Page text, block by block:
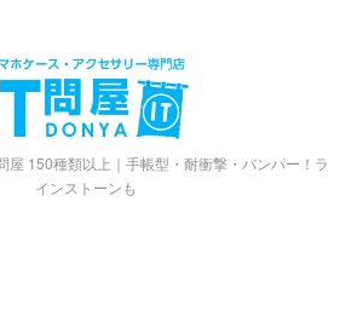
屋 150種類以上｜手帳型・耐衝撃・バンパー！ラ
インストーンも